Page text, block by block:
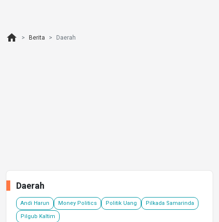
home Berita Daerah
Daerah
Andi Harun Money Politics Politik Uang Pilkada Samarinda
Pilgub Kaltim